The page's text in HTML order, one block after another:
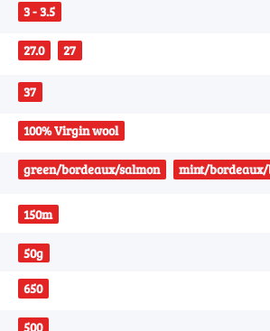
3 - 3.5
27.0 27
37
100% Virgin wool
green/bordeaux/salmon mint/
150m
50g
650
500